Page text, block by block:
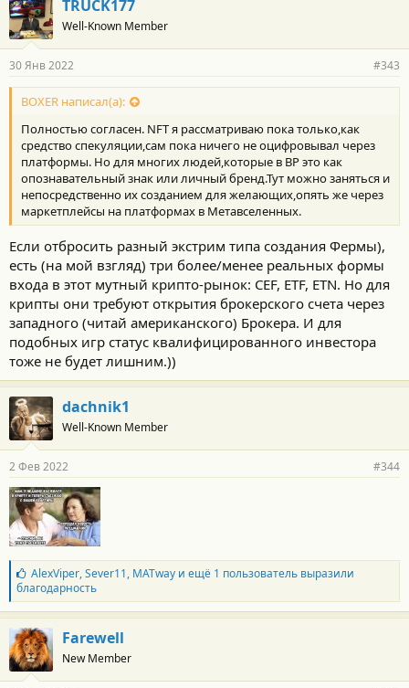
TRUCK177
Well-Known Member
30 Янв 2022 #343
BOXER написал(а):
Полностью согласен. NFT я рассматриваю пока только,как
средство спекуляции,сам пока ничего не оцифровывал через
платформы. Но для многих людей,которые в ВР это как
опознавательный знак или личный бренд.Тут можно заняться и
непосредственно их созданием для желающих,опять же через
маркетплейсы на платформах в Метавселенных.
Если отбросить разный экстрим типа создания Фермы),
есть (на мой взгляд) три более/менее реальных формы
входа в этот мутный крипто-рынок: CEF, ETF, ETN. Но для
крипты они требуют открытия брокерского счета через
западного (читай американского) Брокера. И для
подобных игр статус квалифицированного инвестора
тоже не будет лишним.))
dachnik1
Well-Known Member
2 Фев 2022 #344
Б
л
а
г
о
д
а
р
AlexViper,Sever11, MATwayи ещё 1 пользователь выразили
благодарность
Farewell
New Member